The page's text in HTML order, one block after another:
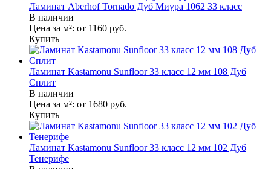
Ламинат Aberhof Tornado Дуб Миура 1062 33 класс
В наличии
Цена за м²: от 1160 руб.
Купить
Ламинат Kastamonu Sunfloor 33 класс 12 мм 108 Дуб
Сплит
В наличии
Цена за м²: от 1680 руб.
Купить
Ламинат Kastamonu Sunfloor 33 класс 12 мм 102 Дуб
Тенерифе